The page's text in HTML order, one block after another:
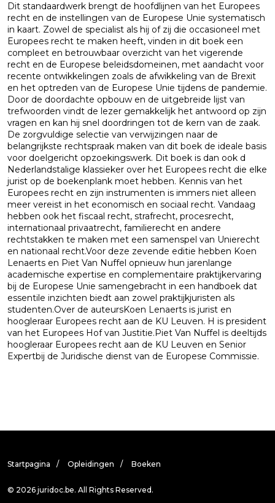
Dit standaardwerk brengt de hoofdlijnen van het Europees
recht en de instellingen van de Europese Unie systematisch
in kaart. Zowel de specialist als hij of zij die occasioneel met
Europees recht te maken heeft, vinden in dit boek een
compleet en betrouwbaar overzicht van het vigerende
recht en de Europese beleidsdomeinen, met aandacht voor
recente ontwikkelingen zoals de afwikkeling van de Brexit
en het optreden van de Europese Unie tijdens de pandemie.
Door de doordachte opbouw en de uitgebreide lijst van
trefwoorden vindt de lezer gemakkelijk het antwoord op zijn
vragen en kan hij snel doordringen tot de kern van de zaak.
De zorgvuldige selectie van verwijzingen naar de
belangrijkste rechtspraak maken van dit boek de ideale basis
voor doelgericht opzoekingswerk. Dit boek is dan ook d
Nederlandstalige klassieker over het Europees recht die elke
jurist op de boekenplank moet hebben. Kennis van het
Europees recht en zijn instrumenten is immers niet alleen
meer vereist in het economisch en sociaal recht. Vandaag
hebben ook het fiscaal recht, strafrecht, procesrecht,
internationaal privaatrecht, familierecht en andere
rechtstakken te maken met een samenspel van Unierecht
en nationaal recht.Voor deze zevende editie hebben Koen
Lenaerts en Piet Van Nuffel opnieuw hun jarenlange
academische expertise en complementaire praktijkervaring
bij de Europese Unie samengebracht in een handboek dat
essentile inzichten biedt aan zowel praktijkjuristen als
studenten.Over de auteursKoen Lenaerts is jurist en
hoogleraar Europees recht aan de KU Leuven. H is president
van het Europees Hof van Justitie.Piet Van Nuffel is deeltijds
hoogleraar Europees recht aan de KU Leuven en Senior
Expertbij de Juridische dienst van de Europese Commissie.
Startpagina Opleidingen Boeken
© 2026 juridoc.be. All Rights Reserved.